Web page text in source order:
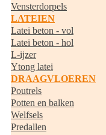
Vensterdorpels
LATEIEN
Latei beton - vol
Latei beton - hol
L-ijzer
Ytong latei
DRAAGVLOEREN
Poutrels
Potten en balken
Welfsels
Predallen